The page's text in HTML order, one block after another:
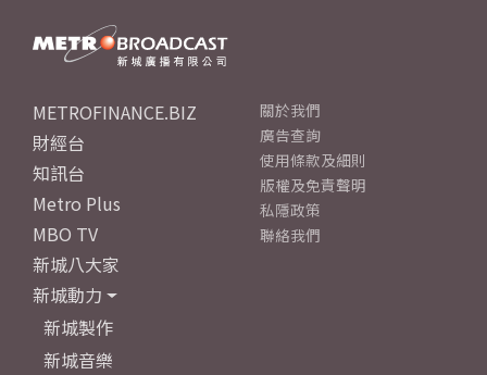
METROFINANCE.BIZ
財經台
知訊台
Metro Plus
MBO TV
新城八大家
新城動力
新城製作
新城音樂
關於我們
廣告查詢
使用條款及細則
版權及免責聲明
私隱政策
聯絡我們